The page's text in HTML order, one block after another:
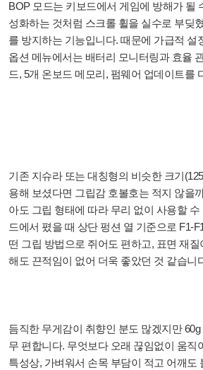
BOP 모드는 키보드에서 게임에 방해가 될
성화하는 것처럼 스크롤 휠을 실수로 부딪
를 방지하는 기능입니다. 때문에 가급적 설
옵션 메뉴에서는 배터리 모니터링과 효율
드, 5개 온보드 메모리, 펌웨어 업데이트를
기존 지슈라 또는 대칭형의 비슷한 크기
용해 보셨다면 그립감 호볼호는 적지 않을
아도 그립 형태에 따라 무리 없이 사용할
드에서 폈을 때 상단 펑션 열 기준으로 F1-
떤 그립 방법으로 쥐어도 편하고, 표면 재
해도 끈적임이 없어 더욱 좋았던 것 같습니
듬직한 무게감이 취향인 분도 많겠지만
무 편합니다. 무엇보다 오래 끊임없이 움직
특성상, 가벼워서 손목 부담이 적고 어깨도